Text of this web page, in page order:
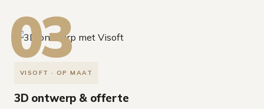
03
VISOFT · OP MAAT
3D ontwerp & offerte